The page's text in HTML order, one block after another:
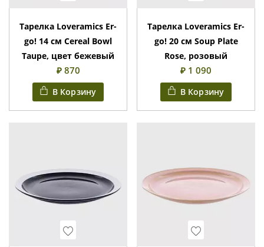
Тарелка Loveramics Er-
go! 14 см Cereal Bowl
Taupe, цвет бежевый
₽ 870
В Корзину
Тарелка Loveramics Er-
go! 20 см Soup Plate
Rose, розовый
₽ 1 090
В Корзину